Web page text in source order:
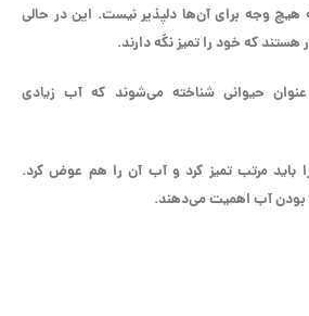
هیچ وجه برای آن‌ها دلپذیر نیست. این در حالی
که خود را تمیز نگه دارند.
حیوانی شناخته می‌شوند که آب زیادی
باید مرتب تمیز کرد و آب آن را هم عوض کرد.
بودن آب اهمیت می‌دهند.